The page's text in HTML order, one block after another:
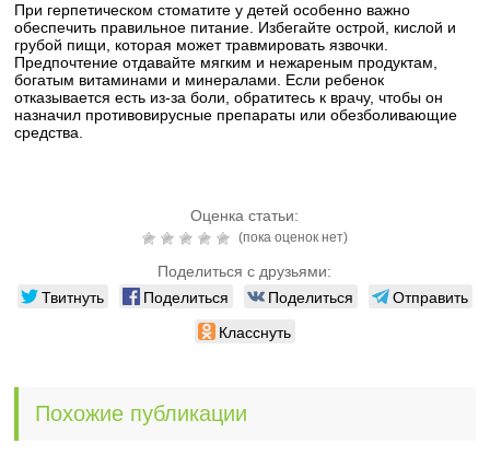
При герпетическом стоматите у детей особенно важно
обеспечить правильное питание. Избегайте острой, кислой и
грубой пищи, которая может травмировать язвочки.
Предпочтение отдавайте мягким и нежареным продуктам,
богатым витаминами и минералами. Если ребенок
отказывается есть из-за боли, обратитесь к врачу, чтобы он
назначил противовирусные препараты или обезболивающие
средства.
Оценка статьи:
(пока оценок нет)
Поделиться с друзьями:
Твитнуть Поделиться Поделиться
Отправить
Класснуть
Похожие публикации